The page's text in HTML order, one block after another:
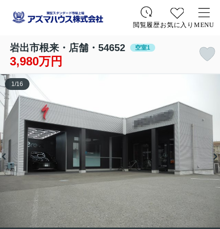
閲覧履歴お気に入り MENU
岩出市根来・店舗・54652 空室1
3,980万円
1 /16